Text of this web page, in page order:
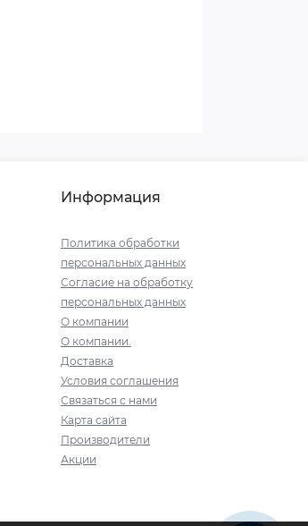
Информация
Политика обработки
персональных данных
Согласие на обработку
персональных данных
О компании
О компании.
Доставка
Условия соглашения
Связаться с нами
Карта сайта
Производители
Акции